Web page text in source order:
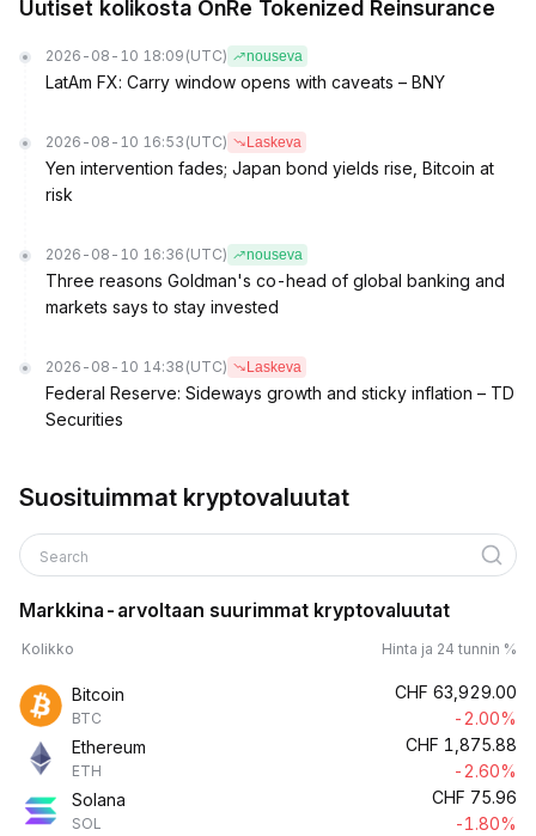
Uutiset kolikosta OnRe Tokenized Reinsurance
2026-08-10 18:09 (UTC) nouseva
LatAm FX: Carry window opens with caveats – BNY
2026-08-10 16:53 (UTC) Laskeva
Yen intervention fades; Japan bond yields rise, Bitcoin at
risk
2026-08-10 16:36 (UTC) nouseva
Three reasons Goldman's co-head of global banking and
markets says to stay invested
2026-08-10 14:38 (UTC) Laskeva
Federal Reserve: Sideways growth and sticky inflation – TD
Securities
Suosituimmat kryptovaluutat
Search
Markkina-arvoltaan suurimmat kryptovaluutat
Kolikko Hinta ja 24 tunnin %
Bitcoin
BTC
CHF 63,929.00
-2.00%
Ethereum
ETH
CHF 1,875.88
-2.60%
Solana
SOL
CHF 75.96
-1.80%